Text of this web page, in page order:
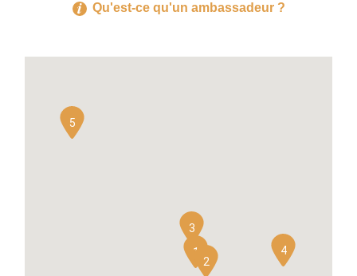
Qu'est-ce qu'un ambassadeur ?
1
2
3
4
5